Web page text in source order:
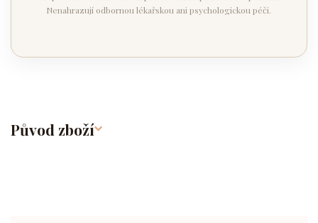
Nenahrazují odbornou lékařskou ani psychologickou péči.
Původ zboží